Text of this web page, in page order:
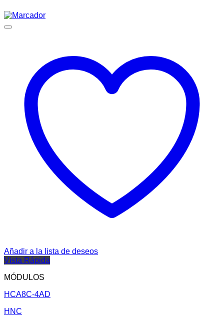
Añadir a la lista de deseos
Vista Rápida
MÓDULOS
HCA8C-4AD
HNC